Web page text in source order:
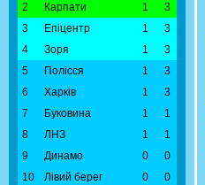
2
Карпати 1
3
3
Епіцентр 1
3
4
Зоря 1
3
5
Полісся 1
3
6
Харків 1
3
7
Буковина 1
1
8
ЛНЗ 1
1
9
Динамо 0
0
10
Лівий берег 0
0